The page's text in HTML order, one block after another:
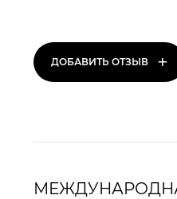
ДОБАВИТЬ ОТЗЫВ +